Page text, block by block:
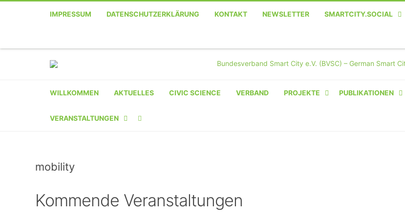
IMPRESSUM DATENSCHUTZERKLÄRUNG KONTAKT NEWSLETTER SMARTCITY.SOCIAL
WILLKOMMEN AKTUELLES CIVIC SCIENCE VERBAND PROJEKTE PUBLIKATIONEN
VERANSTALTUNGEN
VERANSTALTER-
VERANSTALTUNG
mobility
Kommende Veranstaltungen